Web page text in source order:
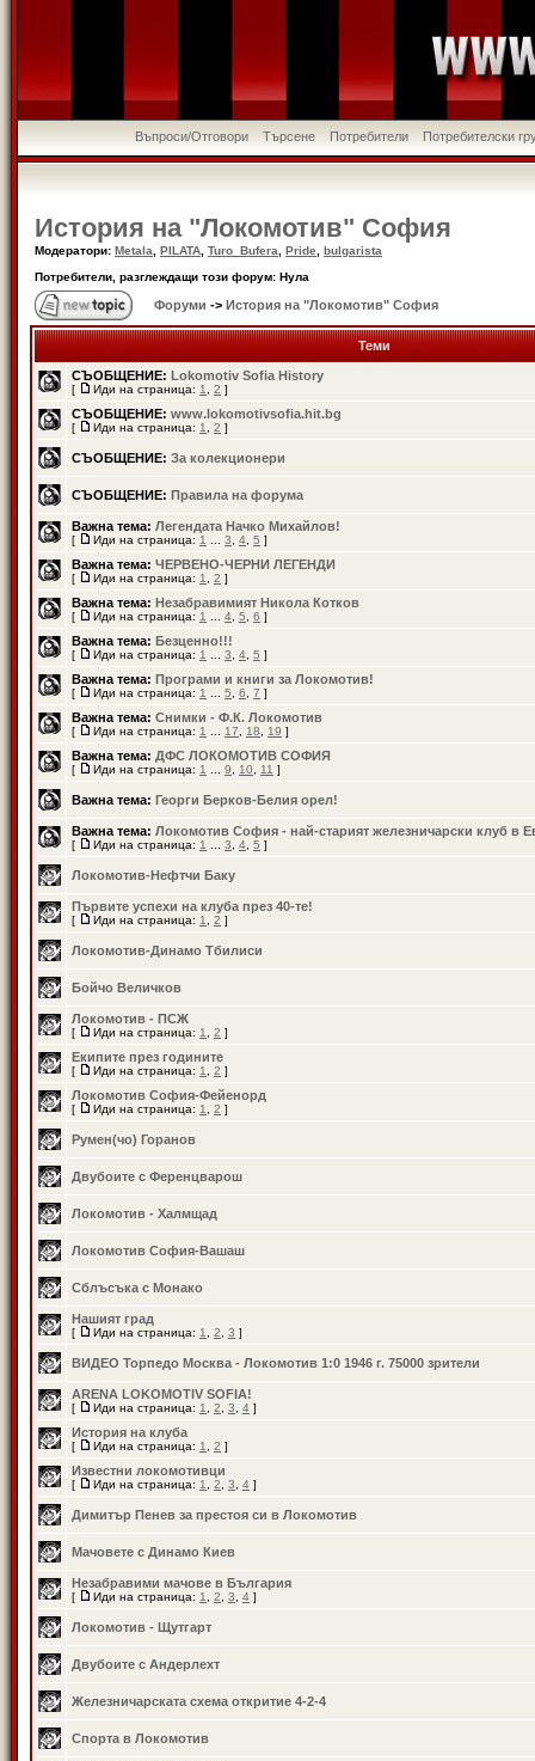
Въпроси/Отговори Търсене Потребители Потребителски
История на "Локомотив" София
Модератори: Metala PILATA Turo_Bufera Pride
bulgarista
Потребители, разглеждащи този форум: Нула
Форуми -> История на "Локомотив" София
Теми
СЪОБЩЕНИЕ: Lokomotiv Sofia History
[ Иди на страница: 1 2 ]
СЪОБЩЕНИЕ: www.lokomotivsofia.hit.bg
[ Иди на страница: 1 2 ]
СЪОБЩЕНИЕ: За колекционери
СЪОБЩЕНИЕ: Правила на форума
Важна тема: Легендата Начко Михайлов!
[ Иди на страница: 1 3 4 5 ]
Важна тема: ЧЕРВЕНО-ЧЕРНИ ЛЕГЕНДИ
[ Иди на страница: 1 2 ]
Важна тема: Незабравимият Никола Котков
[ Иди на страница: 1 4 5 6 ]
Важна тема: Безценно!!!
[ Иди на страница: 1 3 4 5 ]
Важна тема: Програми и книги за Локомотив!
[ Иди на страница: 1 5 6 7 ]
Важна тема: Снимки - Ф.К. Локомотив
[ Иди на страница: 1 17 18 19 ]
Важна тема: ДФС ЛОКОМОТИВ СОФИЯ
[ Иди на страница: 1 9 10 11 ]
Важна тема: Георги Берков-Белия орел!
Важна тема: Локомотив София - най-старият железничарски клуб в
[ Иди на страница: 1 3 4 5 ]
Локомотив-Нефтчи Баку
Първите успехи на клуба през 40-те!
[ Иди на страница: 1 2 ]
Локомотив-Динамо Тбилиси
Бойчо Величков
Локомотив - ПСЖ
[ Иди на страница: 1 2 ]
Екипите през годините
[ Иди на страница: 1 2 ]
Локомотив София-Фейенорд
[ Иди на страница: 1 2 ]
Румен(чо) Горанов
Двубоите с Ференцварош
Локомотив - Халмщад
Локомотив София-Вашаш
Сблъсъка с Монако
Нашият град
[ Иди на страница: 1 2 3 ]
ВИДЕО Торпедо Москва - Локомотив 1:0 1946 г. 75000 зрители
ARENA LOKOMOTIV SOFIA!
[ Иди на страница: 1 2 3 4 ]
История на клуба
[ Иди на страница: 1 2 ]
Известни локомотивци
[ Иди на страница: 1 2 3 4 ]
Димитър Пенев за престоя си в Локомотив
Мачовете с Динамо Киев
Незабравими мачове в България
[ Иди на страница: 1 2 3 4 ]
Локомотив - Щутгарт
Двубоите с Андерлехт
Железничарската схема откритие 4-2-4
Спорта в Локомотив